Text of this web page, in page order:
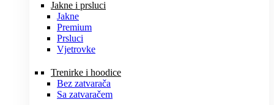
Jakne i prsluci
Jakne
Premium
Prsluci
Vjetrovke
Trenirke i hoodice
Bez zatvarača
Sa zatvaračem